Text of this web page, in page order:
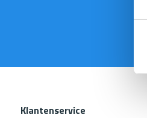
Klantenservice